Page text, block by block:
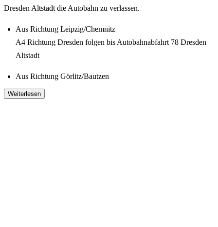
Dresden Altstadt die Autobahn zu verlassen.
Aus Richtung Leipzig/Chemnitz
A4 Richtung Dresden folgen bis Autobahnabfahrt 78 Dresden
Altstadt
Aus Richtung Görlitz/Bautzen
A4 Richtung Dresden folgen bis Autobahnabfahrt 79 Dresden
Weiterlesen